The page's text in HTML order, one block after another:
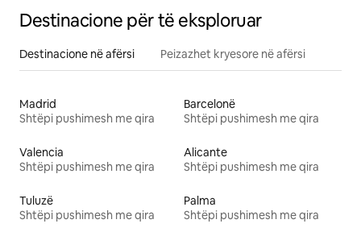
Destinacione për të eksploruar
Destinacione në afërsi Peizazhet kryesore në afërsi
Madrid
Shtëpi pushimesh me qira
Barcelonë
Shtëpi pushimesh me qira
Valencia
Shtëpi pushimesh me qira
Alicante
Shtëpi pushimesh me qira
Tuluzë
Shtëpi pushimesh me qira
Palma
Shtëpi pushimesh me qira